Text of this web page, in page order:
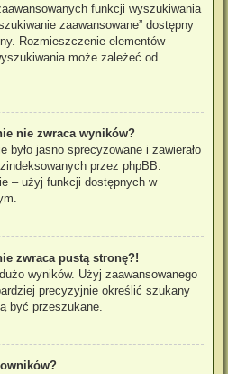
funkcji wyszukiwania
zaawansowane” dostępny
Rozmieszczenie elementów
może zależeć od
nie zwraca wyników?
było jasno sprecyzowane i zawierało
przez phpBB.
– użyj funkcji dostępnych w
zwraca pustą stronę?!
wyników. Użyj zaawansowanego
precyzyjnie określić szukany
być przeszukane.